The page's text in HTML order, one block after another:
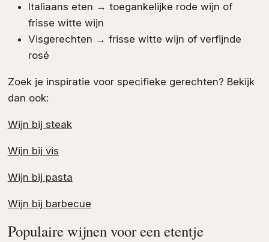
Italiaans eten → toegankelijke rode wijn of
frisse witte wijn
Visgerechten → frisse witte wijn of verfijnde
rosé
Zoek je inspiratie voor specifieke gerechten? Bekijk
dan ook:
Wijn bij steak
Wijn bij vis
Wijn bij pasta
Wijn bij barbecue
Populaire wijnen voor een etentje